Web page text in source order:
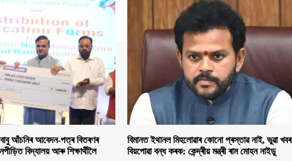
আঁচনিৰ আবেদন-পত্ৰ বিতৰণৰ
বিদ্যালয় আৰু শিক্ষাৰ্থীলৈ
বিমানত ইথানল মিহলোৱাৰ কোনো প্ৰস্তাৱ নাই, ভুৱা খবৰ
বিয়পোৱা বন্ধ কৰক: কেন্দ্ৰীয় মন্ত্ৰী ৰাম মোহন নাইডু